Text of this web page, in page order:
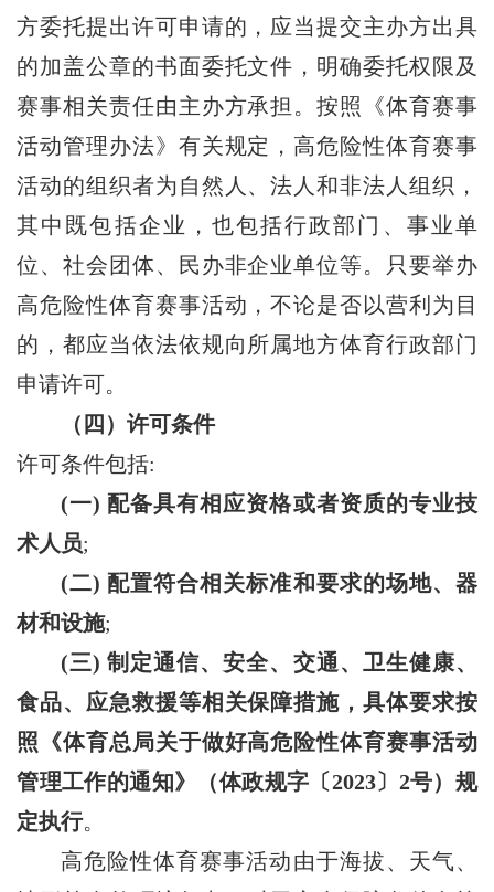
方委托提出许可申请的，应当提交主办方出具
的加盖公章的书面委托文件，明确委托权限及
赛事相关责任由主办方承担。按照《体育赛事
活动管理办法》有关规定，高危险性体育赛事
活动的组织者为自然人、法人和非法人组织，
其中既包括企业，也包括行政部门、事业单
位、社会团体、民办非企业单位等。只要举办
高危险性体育赛事活动，不论是否以营利为目
的，都应当依法依规向所属地方体育行政部门
申请许可。
（四）许可条件
许可条件包括:
(一) 配备具有相应资格或者资质的专业技
术人员;
(二) 配置符合相关标准和要求的场地、器
材和设施;
(三) 制定通信、安全、交通、卫生健康、
食品、应急救援等相关保障措施，具体要求按
照《体育总局关于做好高危险性体育赛事活动
管理工作的通知》（体政规字〔2023〕2号）规
定执行。
高危险性体育赛事活动由于海拔、天气、